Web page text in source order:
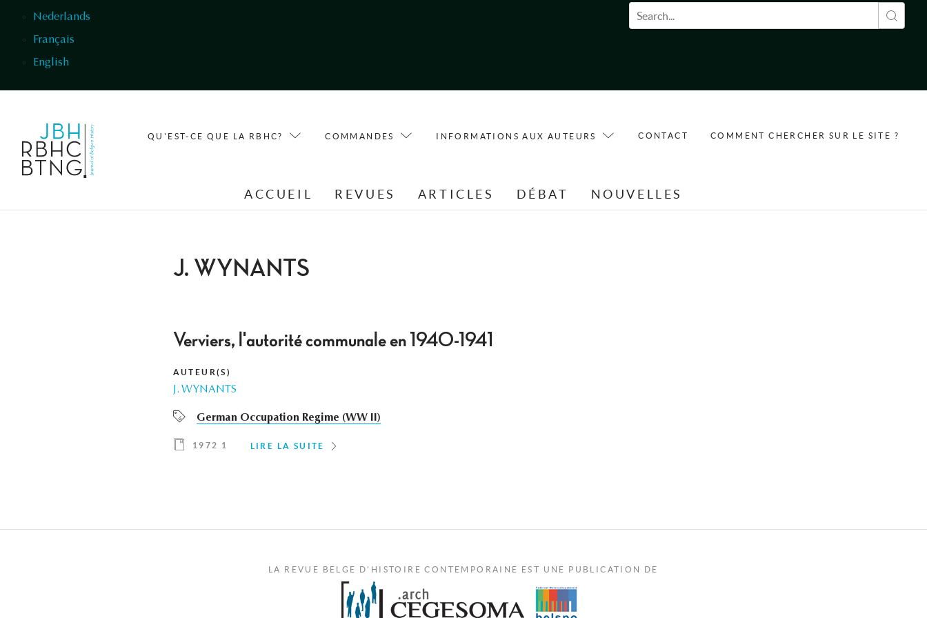
Nederlands
Français
English
Formulaire de recherche
QU'EST-CE QUE LA RBHC? COMMANDES INFORMATIONS AUX AUTEURS CONTACT COMMENT CHERCHER SUR LE SITE ?
ACCUEIL REVUES ARTICLES DÉBAT NOUVELLES
J. WYNANTS
Verviers, l'autorité communale en 1940-1941
AUTEUR(S)
J. WYNANTS
German Occupation Regime (WW II)
1972 1 LIRE LA SUITE
LA REVUE BELGE D'HISTOIRE CONTEMPORAINE EST UNE PUBLICATION DE